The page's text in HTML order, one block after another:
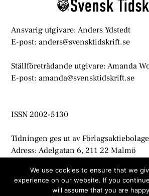
Ansvarig utgivare: Anders Ydstedt
E-post: anders@svensktidskrift.se
Ställföreträdande utgivare: Amanda
E-post: amanda@svensktidskrift.se
ISSN 2002-5130
Tidningen ges ut av
Adress: Adelgatan 6, 211 22 Malmö
© Svensk Tidskrift 2021
We use cookies to ensure that we
experience on our website. If you
will assume that you are